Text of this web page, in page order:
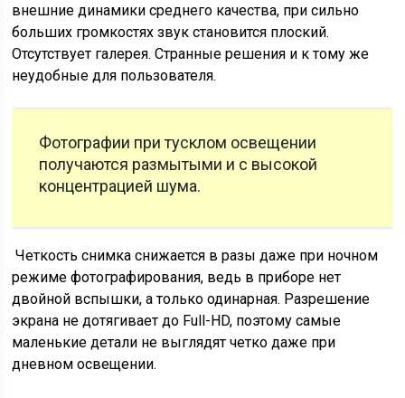
внешние динамики среднего качества, при сильно
больших громкостях звук становится плоский.
Отсутствует галерея. Странные решения и к тому же
неудобные для пользователя.
Фотографии при тусклом освещении
получаются размытыми и с высокой
концентрацией шума.
Четкость снимка снижается в разы даже при ночном
режиме фотографирования, ведь в приборе нет
двойной вспышки, а только одинарная. Разрешение
экрана не дотягивает до Full-HD, поэтому самые
маленькие детали не выглядят четко даже при
дневном освещении.